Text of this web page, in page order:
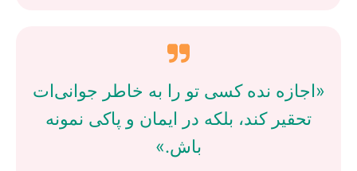
«اجازه نده کسی تو را به خاطر جوانی‌ات
تحقیر کند، بلکه در ایمان و پاکی نمونه
باش.»